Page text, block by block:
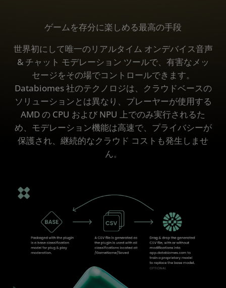
ゲームを存分に楽しめる最高の手段
世界初にして唯一のリアルタイム オンデバイス音声
& チャット モデレーション ツールで、有害なメッ
セージをその場でコントロールできます。
Databiomes 社のテクノロジは、クラウドベースの
ソリューションとは異なり、プレーヤーが使用する
AMD の CPU および NPU 上でのみ実行されるた
め、モデレーション機能は高速で、プライバシーが
保護され、継続的なクラウド コストも発生しませ
ん。